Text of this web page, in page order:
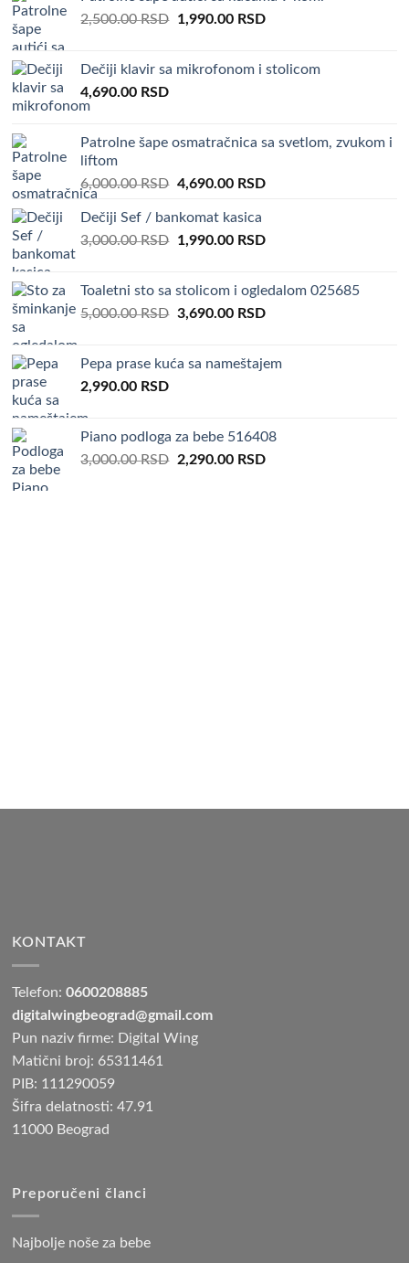
2,500.00RSD Original
2,500.00 RSD.
1,990.00 RSDCurrent
1,990.00 RSD.
Dečiji klavir sa mikrofonom i stolicom
4,690.00 RSD
Patrolne šape osmatračnica sa svetlom, zvukom i
liftom
6,000.00RSD Original
was:
6,000.00 RSD.
4,690.00 RSDCurrent
4,690.00 RSD.
Dečiji Sef / bankomat kasica
3,000.00RSD Original
3,000.00 RSD.
1,990.00 RSDCurrent
1,990.00 RSD.
Toaletni sto sa stolicom i ogledalom 025685
5,000.00RSD Original
5,000.00 RSD.
3,690.00 RSDCurrent
3,690.00 RSD.
Pepa prase kuća sa nameštajem
2,990.00 RSD
Piano podloga za bebe 516408
3,000.00RSD Original
2,290.00 RSDCurrent
KONTAKT
Telefon:0600208885
digitalwingbeograd@gmail.com
Pun naziv firme: Digital Wing
Matični broj: 65311461
PIB: 111290059
Šifra delatnosti: 47.91
11000 Beograd
Preporučeni članci
Najbolje noše za bebe